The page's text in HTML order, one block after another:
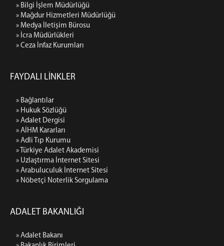
» Bilgi İşlem Müdürlüğü
» Mağdur Hizmetleri Müdürlüğü
» Medya İletişim Bürosu
» İcra Müdürlükleri
» Ceza İnfaz Kurumları
FAYDALI LİNKLER
» Bağlantılar
» Hukuk Sözlüğü
» Adalet Dergisi
» AİHM Kararları
» Adli Tıp Kurumu
» Türkiye Adalet Akademisi
» Uzlaştırma İnternet Sitesi
» Arabuluculuk İnternet Sitesi
» Nöbetçi Noterlik Sorgulama
ADALET BAKANLIĞI
» Adalet Bakanı